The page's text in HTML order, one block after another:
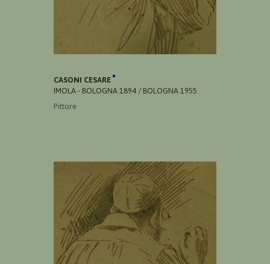
CASONI CESARE
IMOLA - BOLOGNA 1894 / BOLOGNA 1955
Pittore